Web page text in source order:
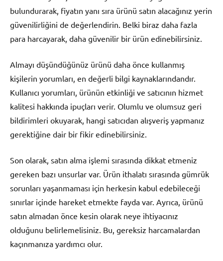
bulundurarak, fiyatın yanı sıra ürünü satın alacağınız yerin
güvenilirliğini de değerlendirin. Belki biraz daha fazla
para harcayarak, daha güvenilir bir ürün edinebilirsiniz.
Almayı düşündüğünüz ürünü daha önce kullanmış
kişilerin yorumları, en değerli bilgi kaynaklarındandır.
Kullanıcı yorumları, ürünün etkinliği ve satıcının hizmet
kalitesi hakkında ipuçları verir. Olumlu ve olumsuz geri
bildirimleri okuyarak, hangi satıcıdan alışveriş yapmanız
gerektiğine dair bir fikir edinebilirsiniz.
Son olarak, satın alma işlemi sırasında dikkat etmeniz
gereken bazı unsurlar var. Ürün ithalatı sırasında gümrük
sorunları yaşanmaması için herkesin kabul edebileceği
sınırlar içinde hareket etmekte fayda var. Ayrıca, ürünü
satın almadan önce kesin olarak neye ihtiyacınız
olduğunu belirlemelisiniz. Bu, gereksiz harcamalardan
kaçınmanıza yardımcı olur.